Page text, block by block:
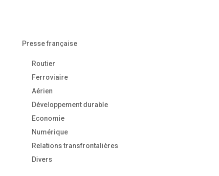
Presse française
Routier
Ferroviaire
Aérien
Développement durable
Economie
Numérique
Relations transfrontalières
Divers